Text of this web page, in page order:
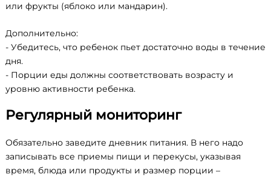
или фрукты (яблоко или мандарин).
Дополнительно:
- Убедитесь, что ребенок пьет достаточно воды в течение
дня.
- Порции еды должны соответствовать возрасту и
уровню активности ребенка.
Регулярный мониторинг
Обязательно заведите дневник питания. В него надо
записывать все приемы пищи и перекусы, указывая
время, блюда или продукты и размер порции –